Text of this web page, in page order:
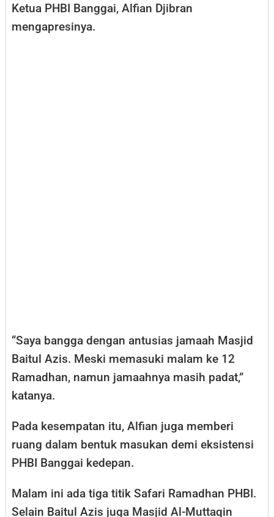
Ketua PHBI Banggai, Alfian Djibran
mengapresinya.
“Saya bangga dengan antusias jamaah Masjid
Baitul Azis. Meski memasuki malam ke 12
Ramadhan, namun jamaahnya masih padat,”
katanya.
Pada kesempatan itu, Alfian juga memberi
ruang dalam bentuk masukan demi eksistensi
PHBI Banggai kedepan.
Malam ini ada tiga titik Safari Ramadhan PHBI.
Selain Baitul Azis juga Masjid Al-Muttaqin